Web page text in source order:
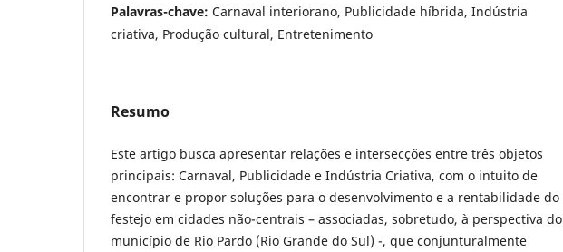
Palavras-chave: Carnaval interiorano, Publicidade híbrida, Indústria
criativa, Produção cultural, Entretenimento
Resumo
Este artigo busca apresentar relações e intersecções entre três objetos
principais: Carnaval, Publicidade e Indústria Criativa, com o intuito de
encontrar e propor soluções para o desenvolvimento e a rentabilidade do
festejo em cidades não-centrais – associadas, sobretudo, à perspectiva do
município de Rio Pardo (Rio Grande do Sul) -, que conjunturalmente